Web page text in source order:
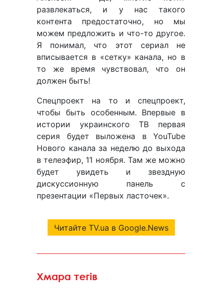
развлекаться, и у нас такого
контента предостаточно, но мы
можем предложить и что-то другое.
Я понимал, что этот сериал не
вписывается в «сетку» канала, но в
то же время чувствовал, что он
должен быть!
Спецпроект на то и спецпроект,
чтобы быть особенным. Впервые в
истории украинского ТВ первая
серия будет выложена в YouTube
Нового канала за неделю до выхода
в телеэфир, 11 ноября. Там же можно
будет увидеть и звездную
дискуссионную панель с
презентации «Первых ласточек».
Читайте TV.ua в Google.News
Хмара тегів